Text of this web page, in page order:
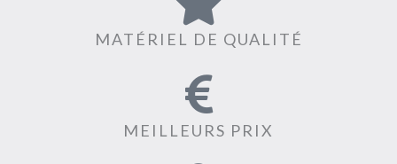
MATÉRIEL DE QUALITÉ
MEILLEURS PRIX